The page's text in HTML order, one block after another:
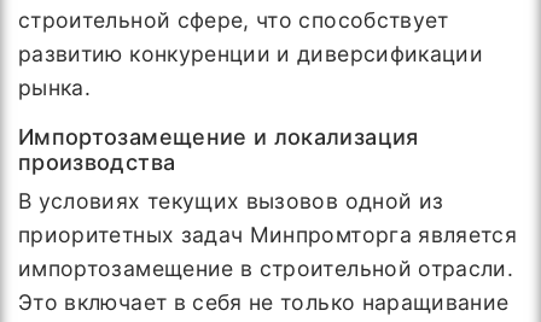
строительной сфере, что способствует
развитию конкуренции и диверсификации
рынка.
Импортозамещение и локализация
производства
В условиях текущих вызовов одной из
приоритетных задач Минпромторга является
импортозамещение в строительной отрасли.
Это включает в себя не только наращивание